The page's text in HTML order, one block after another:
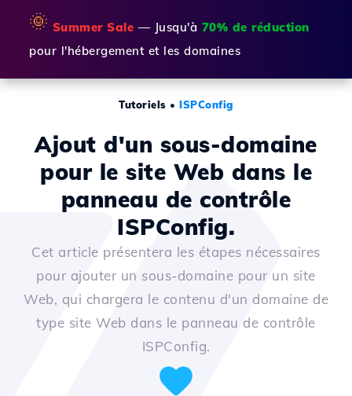
🌞 Summer Sale — Jusqu'à 70% de réduction
pour l'hébergement et les domaines
Tutoriels •ISPConfig
Ajout d'un sous-domaine
pour le site Web dans le
panneau de contrôle
ISPConfig.
Cet article présentera les étapes nécessaires
pour ajouter un sous-domaine pour un site
Web, qui chargera le contenu d'un domaine de
type site Web dans le panneau de contrôle
ISPConfig.